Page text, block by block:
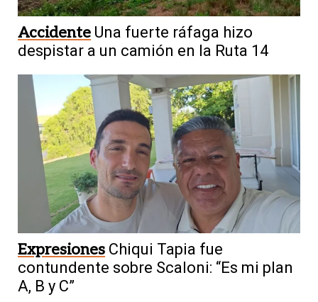
Accidente Una fuerte ráfaga hizo
despistar a un camión en la Ruta 14
Expresiones Chiqui Tapia fue
contundente sobre Scaloni: “Es mi plan
A, B y C”